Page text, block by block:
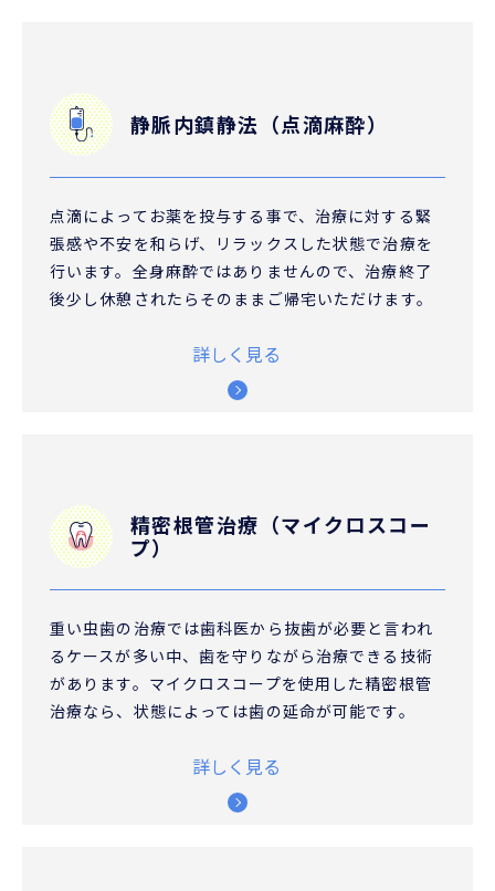
静脈内鎮静法（点滴麻酔）
点滴によってお薬を投与する事で、治療に対する緊
張感や不安を和らげ、リラックスした状態で治療を
行います。全身麻酔ではありませんので、治療終了
後少し休憩されたらそのままご帰宅いただけます。
詳しく見る
精密根管治療（マイクロスコー
プ）
重い虫歯の治療では歯科医から抜歯が必要と言われ
るケースが多い中、歯を守りながら治療できる技術
があります。マイクロスコープを使用した精密根管
治療なら、状態によっては歯の延命が可能です。
詳しく見る